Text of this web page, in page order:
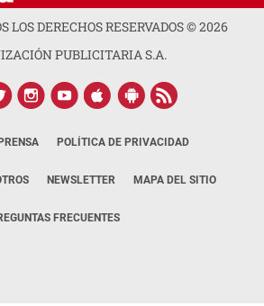
LOS DERECHOS RESERVADOS ©2026
PUBLICITARIA S.A.
POLÍTICA DE PRIVACIDAD
NEWSLETTER MAPA DEL SITIO
FRECUENTES